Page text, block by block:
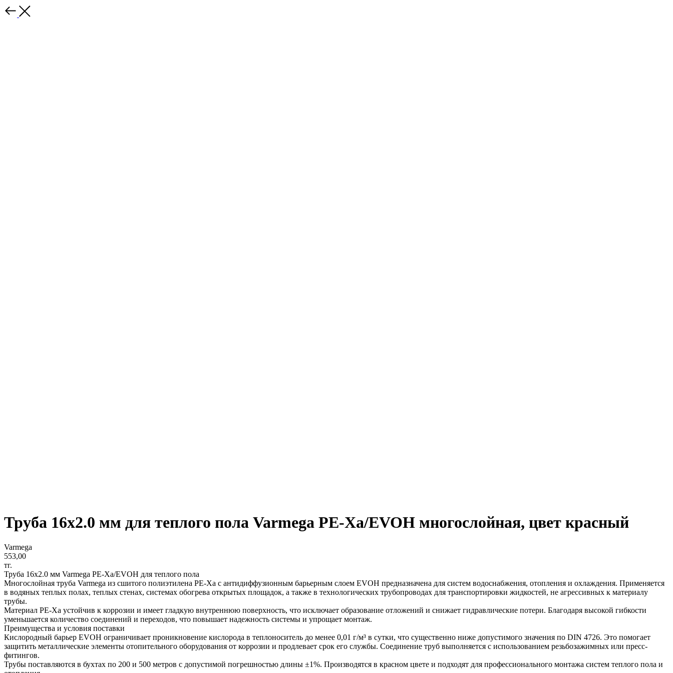
Труба 16x2.0 мм для теплого пола Varmega PE-Xa/EVOH многослойная, цвет красный
Varmega
553,00
тг.
Труба 16x2.0 мм Varmega PE-Xa/EVOH для теплого пола
Многослойная труба Varmega из сшитого полиэтилена PE-Xa с антидиффузионным барьерным слоем EVOH предназначена для систем водоснабжения, отопления и охлаждения. Применяется
в водяных теплых полах, теплых стенах, системах обогрева открытых площадок, а также в технологических трубопроводах для транспортировки жидкостей, не агрессивных к материалу
трубы.
Материал PE-Xa устойчив к коррозии и имеет гладкую внутреннюю поверхность, что исключает образование отложений и снижает гидравлические потери. Благодаря высокой гибкости
уменьшается количество соединений и переходов, что повышает надежность системы и упрощает монтаж.
Преимущества и условия поставки
Кислородный барьер EVOH ограничивает проникновение кислорода в теплоноситель до менее 0,01 г/м³ в сутки, что существенно ниже допустимого значения по DIN 4726. Это помогает
защитить металлические элементы отопительного оборудования от коррозии и продлевает срок его службы. Соединение труб выполняется с использованием резьбозажимных или пресс-
фитингов.
Трубы поставляются в бухтах по 200 и 500 метров с допустимой погрешностью длины ±1%. Производятся в красном цвете и подходят для профессионального монтажа систем теплого пола и